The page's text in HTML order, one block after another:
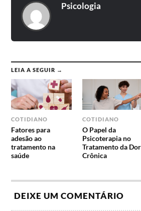
Psicologia
LEIA A SEGUIR →
COTIDIANO
Fatores para
adesão ao
tratamento na
saúde
COTIDIANO
O Papel da
Psicoterapia no
Tratamento da Dor
Crônica
DEIXE UM COMENTÁRIO